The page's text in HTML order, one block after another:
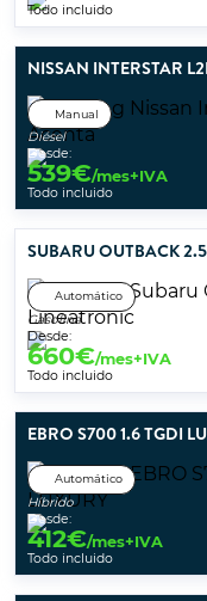
Todo incluido
NISSAN INTERSTAR
Manual
Diésel
Desde:
539€/mes+IVA
Todo incluido
SUBARU OUTBACK
Automático
Gasolina
Desde:
660€/mes+IVA
Todo incluido
EBRO S700 1.6 TGDI
Automático
Híbrido
Desde:
412€/mes+IVA
Todo incluido